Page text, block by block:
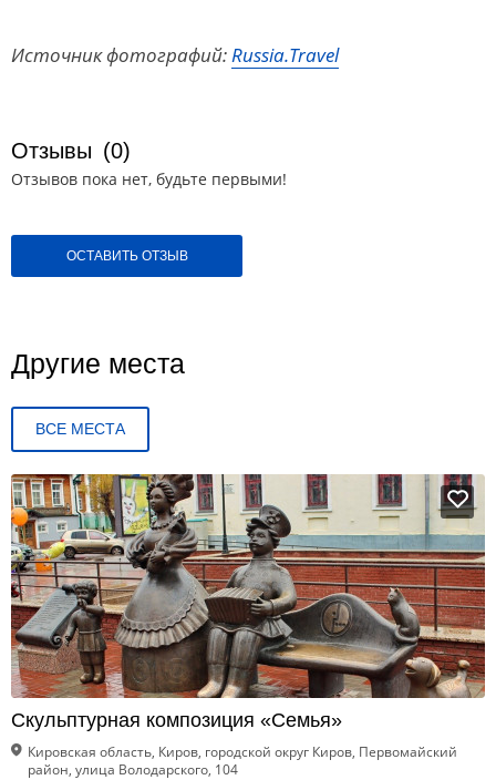
Источник фотографий:Russia.Travel
Отзывы (0)
Отзывов пока нет, будьте первыми!
ОСТАВИТЬ ОТЗЫВ
Другие места
ВСЕ МЕСТА
Скульптурная композиция «Семья»
Кировская область, Киров, городской округ Киров, Первомайский
район, улица Володарского, 104